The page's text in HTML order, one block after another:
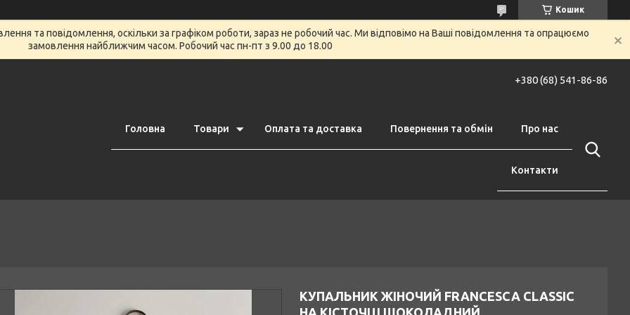
Кошик
та повідомлення, оскільки за графіком роботи, зараз не робочий час. Ми відповімо на Ваші повідомлення та опрацюємо
замовлення найближчим часом. Робочий час пн-пт з 9.00 до 18.00
+380 (68) 541-86-86
Головна Товари Оплата та доставка Повернення та обмін Про нас
Контакти
КУПАЛЬНИК ЖІНОЧИЙ FRANCESCA CLASSIC
НА КІСТОЧЦІ ШОКОЛАДНИЙ